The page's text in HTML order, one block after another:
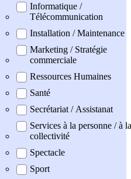
Informatique /
Télécommunication
Installation / Maintenance
Marketing / Stratégie
commerciale
Ressources Humaines
Santé
Secrétariat / Assistanat
Services à la personne / à la
collectivité
Spectacle
Sport